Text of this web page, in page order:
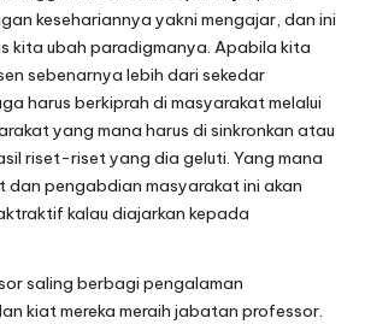
kesehariannya yakni mengajar, dan ini
kita ubah paradigmanya. Apabila kita
sebenarnya lebih dari sekedar
harus berkiprah di masyarakat melalui
yang mana harus di sinkronkan atau
riset-riset yang dia geluti. Yang mana
dan pengabdian masyarakat ini akan
kalau diajarkan kepada
saling berbagi pengalaman
kiat mereka meraih jabatan professor.